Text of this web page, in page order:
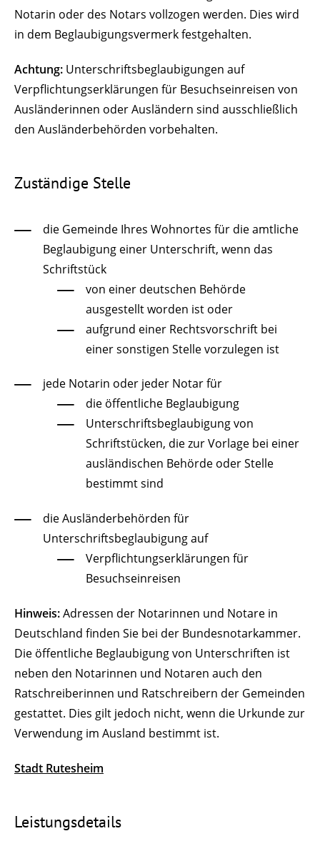
Notarin oder des Notars vollzogen werden. Dies wird
in dem Beglaubigungsvermerk festgehalten.
Achtung: Unterschriftsbeglaubigungen auf
Verpflichtungserklärungen für Besuchseinreisen von
Ausländerinnen oder Ausländern sind ausschließlich
den Ausländerbehörden vorbehalten.
Zuständige Stelle
die Gemeinde Ihres Wohnortes für die amtliche
Beglaubigung einer Unterschrift, wenn das
Schriftstück
von einer deutschen Behörde
ausgestellt worden ist oder
aufgrund einer Rechtsvorschrift bei
einer sonstigen Stelle vorzulegen ist
jede Notarin oder jeder Notar für
die öffentliche Beglaubigung
Unterschriftsbeglaubigung von
Schriftstücken, die zur Vorlage bei einer
ausländischen Behörde oder Stelle
bestimmt sind
die Ausländerbehörden für
Unterschriftsbeglaubigung auf
Verpflichtungserklärungen für
Besuchseinreisen
Hinweis:Adressen der Notarinnen und Notare in
Deutschland finden Sie bei der Bundesnotarkammer.
Die öffentliche Beglaubigung von Unterschriften ist
neben den Notarinnen und Notaren auch den
Ratschreiberinnen und Ratschreibern der Gemeinden
gestattet. Dies gilt jedoch nicht, wenn die Urkunde zur
Verwendung im Ausland bestimmt ist.
Stadt Rutesheim
Leistungsdetails